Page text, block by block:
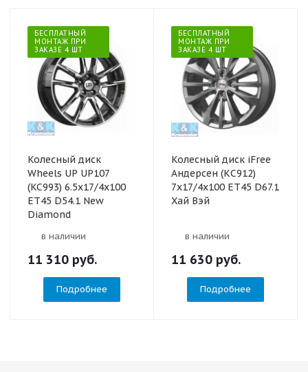
БЕСПЛАТНЫЙ
МОНТАЖ ПРИ
ЗАКАЗЕ 4 ШТ
Колесный диск
Wheels UP UP107
(KC993) 6.5x17/4x100
ET45 D54.1 New
Diamond
в наличии
11 310 руб.
Подробнее
БЕСПЛАТНЫЙ
МОНТАЖ ПРИ
ЗАКАЗЕ 4 ШТ
Колесный диск iFree
Андерсен (КС912)
7x17/4x100 ET45 D67.1
Хай Вэй
в наличии
11 630 руб.
Подробнее